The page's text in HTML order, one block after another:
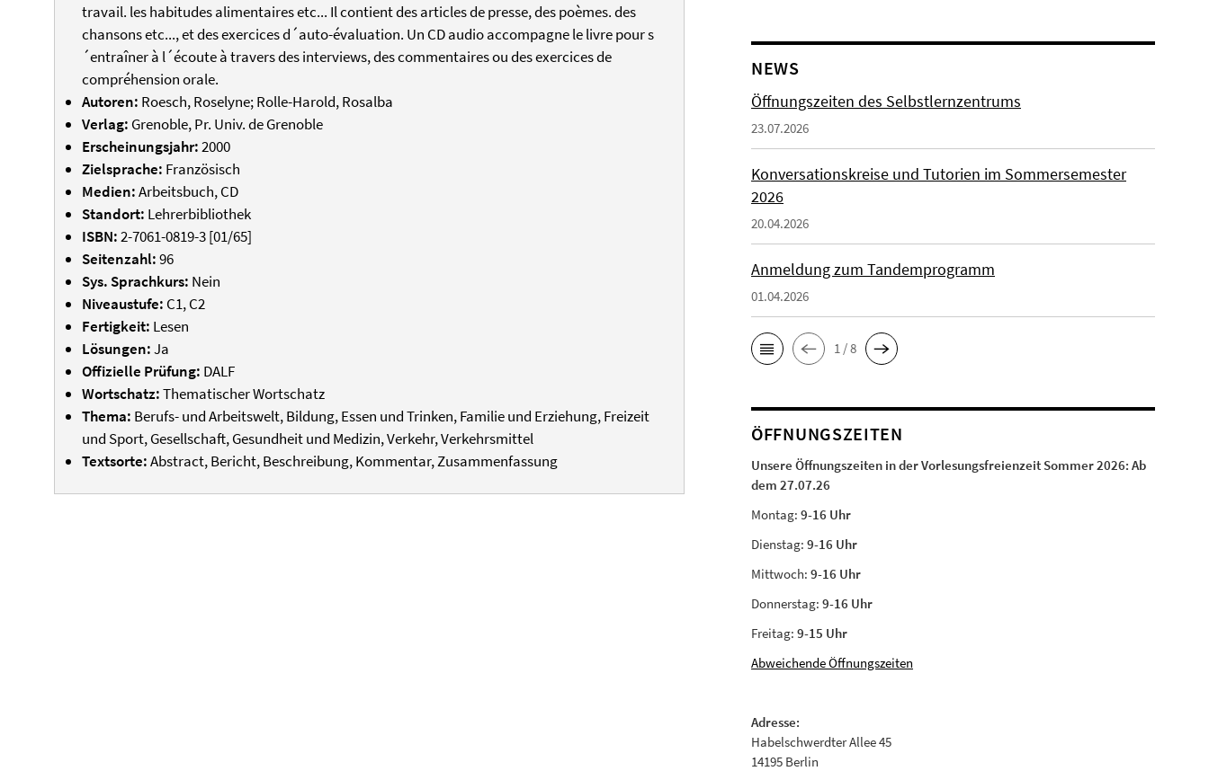
travail. les habitudes alimentaires etc... Il contient des articles de presse, des poèmes. des
chansons etc..., et des exercices d´auto-évaluation. Un CD audio accompagne le livre pour s
´entraîner à l´écoute à travers des interviews, des commentaires ou des exercices de
compréhension orale.
Autoren: Roesch, Roselyne; Rolle-Harold, Rosalba
Verlag: Grenoble, Pr. Univ. de Grenoble
Erscheinungsjahr:2000
Zielsprache: Französisch
Medien:Arbeitsbuch, CD
Standort: Lehrerbibliothek
ISBN:2-7061-0819-3 [01/65]
Seitenzahl:96
Sys. Sprachkurs: Nein
Niveaustufe: C1, C2
Fertigkeit: Lesen
Lösungen:Ja
Offizielle Prüfung: DALF
Wortschatz:Thematischer Wortschatz
Thema: Berufs- und Arbeitswelt, Bildung, Essen und Trinken, Familie und Erziehung, Freizeit
und Sport, Gesellschaft, Gesundheit und Medizin, Verkehr, Verkehrsmittel
Textsorte:Abstract, Bericht, Beschreibung, Kommentar, Zusammenfassung
NEWS
Öffnungszeiten des Selbstlernzentrums
23.07.2026
Konversationskreise und Tutorien im Sommersemester
2026
20.04.2026
Anmeldung zum Tandemprogramm
01.04.2026
1 / 8
ÖFFNUNGSZEITEN
Unsere Öffnungszeiten in der Vorlesungsfreienzeit Sommer 2026:Ab
dem 27.07.26
Montag:9-16 Uhr
Dienstag:9-16 Uhr
Mittwoch:9-16 Uhr
Donnerstag:9-16 Uhr
Freitag:9-15 Uhr
Abweichende Öffnungszeiten
Adresse:
Habelschwerdter Allee 45
14195 Berlin